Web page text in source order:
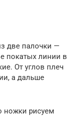
две палочки —
покатых линии в
От углов плеч
а дальше
ножки рисуем